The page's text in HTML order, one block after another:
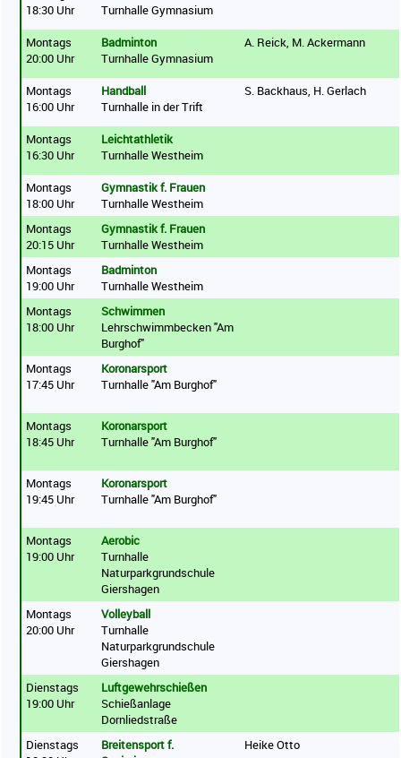
18:30 Uhr
Turnhalle Gymnasium
Montags
20:00 Uhr
Badminton
Turnhalle Gymnasium
A. Reick, M. Ackermann
Montags
16:00 Uhr
Handball
Turnhalle in der Trift
S. Backhaus, H. Gerlach
Montags
16:30 Uhr
Leichtathletik
Turnhalle Westheim
Montags
18:00 Uhr
Gymnastik f. Frauen
Turnhalle Westheim
Montags
20:15 Uhr
Gymnastik f. Frauen
Turnhalle Westheim
Montags
19:00 Uhr
Badminton
Turnhalle Westheim
Montags
18:00 Uhr
Schwimmen
Lehrschwimmbecken "Am
Burghof"
Montags
17:45 Uhr
Koronarsport
Turnhalle "Am Burghof"
Montags
18:45 Uhr
Koronarsport
Turnhalle "Am Burghof"
Montags
19:45 Uhr
Koronarsport
Turnhalle "Am Burghof"
Montags
19:00 Uhr
Aerobic
Turnhalle
Naturparkgrundschule
Giershagen
Montags
20:00 Uhr
Volleyball
Turnhalle
Naturparkgrundschule
Giershagen
Dienstags
19:00 Uhr
Luftgewehrschießen
Schießanlage
Dornliedstraße
Dienstags
Breitensport f.
Heike Otto